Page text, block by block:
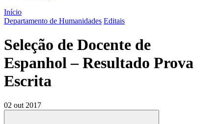
Início
Departamento de Humanidades Editais
Seleção de Docente de
Espanhol – Resultado Prova
Escrita
02 out 2017